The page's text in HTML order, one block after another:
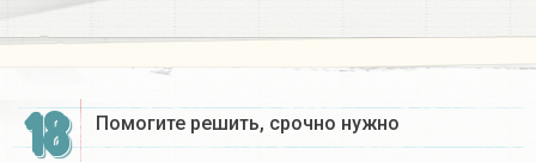
18 Помогите решить, срочно нужно